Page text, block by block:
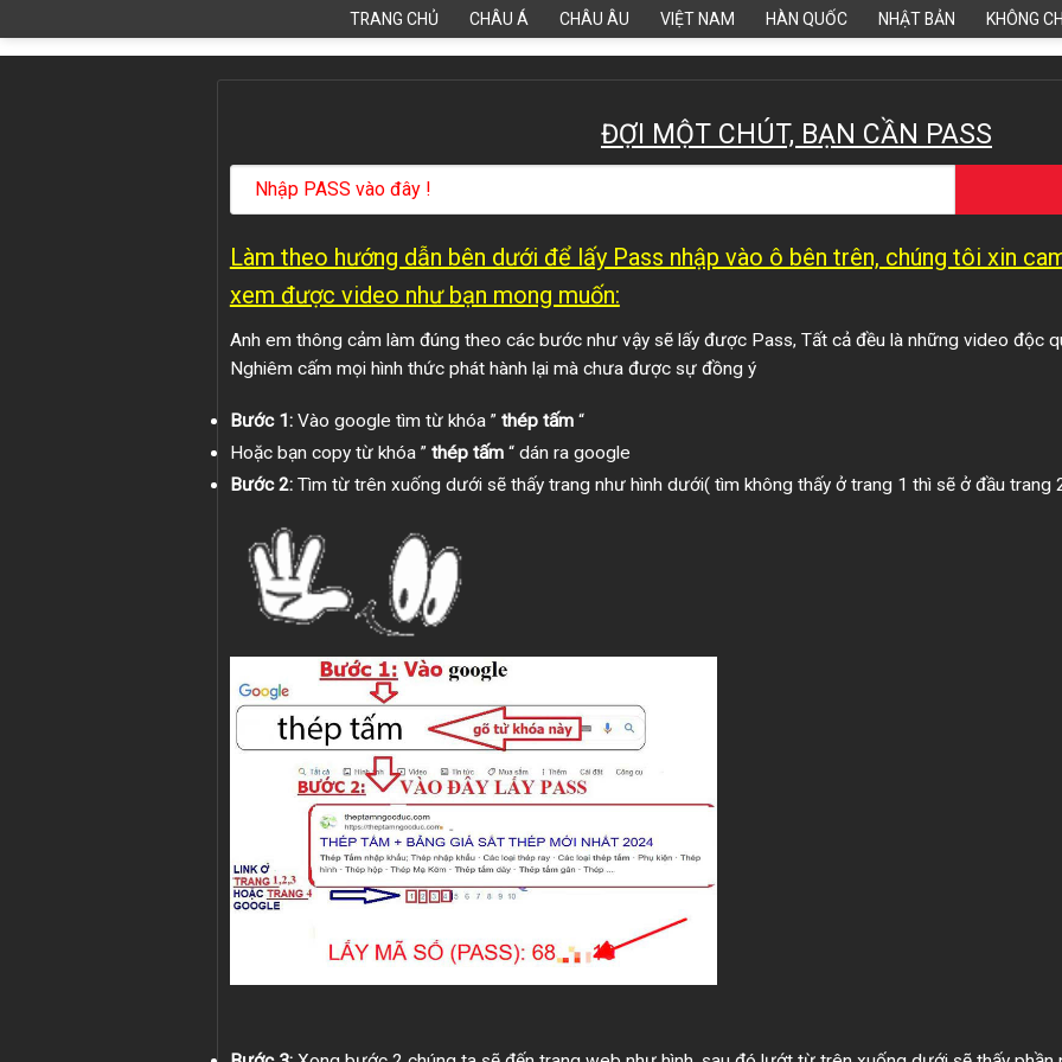
to
TRANG CHỦ CHÂU Á CHÂU ÂU VIỆT NAM HÀN QUỐC NHẬT BẢN KHÔNG
ĐỢI MỘT CHÚT, BẠN CẦN PASS
Làm theo hướng dẫn bên dưới để lấy Pass nhập vào ô bên trên, chúng tôi xin
xem được video như bạn mong muốn:
Anh em thông cảm làm đúng theo các bước như vậy sẽ lấy được Pass, Tất cả đều là những video độc
Nghiêm cấm mọi hình thức phát hành lại mà chưa được sự đồng ý
Bước 1:Vào google tìm từ khóa ” thép tấm“
Hoặc bạn copy từ khóa ” thép tấm“ dán ra google
Bước 2:Tìm từ trên xuống dưới sẽ thấy trang như hình dưới( tìm không thấy ở trang 1 thì sẽ ở đầu trang